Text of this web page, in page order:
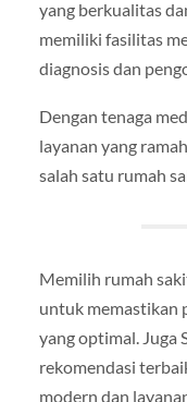
yang berkualitas
memiliki fasilitas
diagnosis dan
Dengan tenaga
layanan yang
salah satu rumah
Memilih rumah
untuk memastikan
yang optimal. Juga
rekomendasi
modern dan